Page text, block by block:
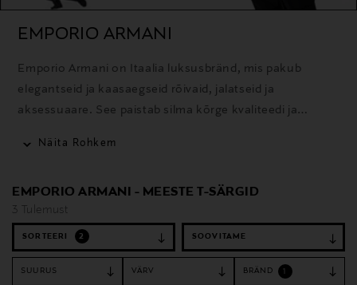
EMPORIO ARMANI
Emporio Armani on Itaalia luksusbränd, mis pakub
elegantseid ja kaasaegseid rõivaid, jalatseid ja
aksessuaare. See paistab silma kõrge kvaliteedi ja
Näita Rohkem
EMPORIO ARMANI - MEESTE T-SÄRGID
3 Tulemust
SORTEERI 2
SUURUS VÄRV BRÄND